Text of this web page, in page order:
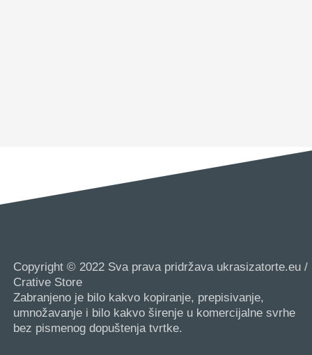
Copyright © 2022 Sva prava pridržava ukrasizatorte.eu /
Crative Store
Zabranjeno je bilo kakvo kopiranje, prepisivanje,
umnožavanje i bilo kakvo širenje u komercijalne svrhe
bez pismenog dopuštenja tvrtke.